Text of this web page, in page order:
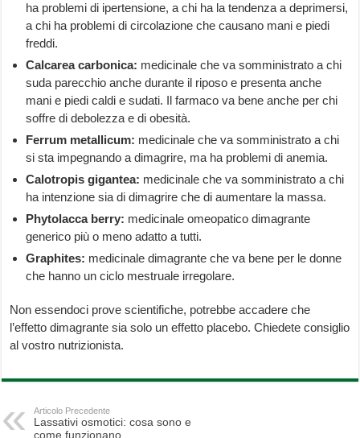
ha problemi di ipertensione, a chi ha la tendenza a deprimersi,
a chi ha problemi di circolazione che causano mani e piedi
freddi.
Calcarea carbonica: medicinale che va somministrato a chi
suda parecchio anche durante il riposo e presenta anche
mani e piedi caldi e sudati. Il farmaco va bene anche per chi
soffre di debolezza e di obesità.
Ferrum metallicum: medicinale che va somministrato a chi
si sta impegnando a dimagrire, ma ha problemi di anemia.
Calotropis gigantea: medicinale che va somministrato a chi
ha intenzione sia di dimagrire che di aumentare la massa.
Phytolacca berry: medicinale omeopatico dimagrante
generico più o meno adatto a tutti.
Graphites: medicinale dimagrante che va bene per le donne
che hanno un ciclo mestruale irregolare.
Non essendoci prove scientifiche, potrebbe accadere che
l’effetto dimagrante sia solo un effetto placebo. Chiedete consiglio
al vostro nutrizionista.
Articolo Precedente
Lassativi osmotici: cosa sono e
come funzionano